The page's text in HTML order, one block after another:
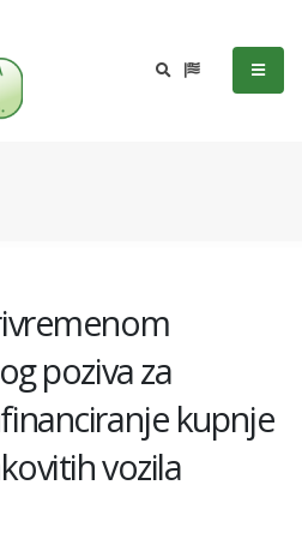
poziva za
kupnje
vozila